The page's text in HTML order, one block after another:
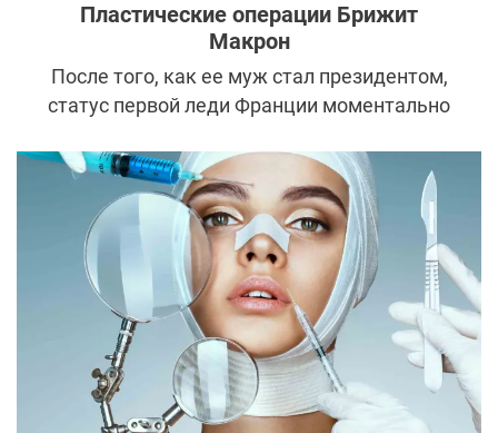
Пластические операции Брижит
Макрон
После того, как ее муж стал президентом,
статус первой леди Франции моментально
обсуждаемых персон. Желтая пресса
смакует подробности их романа, ищет
фото Бриджит Макрон в молодости и
строит догадки о ее предполагаемой
пластике.